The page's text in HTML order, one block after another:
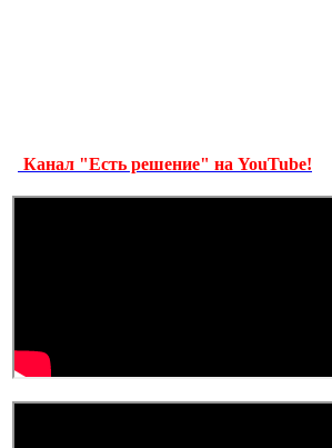
Канал "Есть решение" на YouTube!